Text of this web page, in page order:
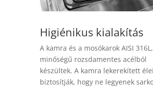
Higiénikus kialakítás
A kamra és a mosókarok AISI
minőségű rozsdamentes acélból
készültek. A kamra lekerekített élei
biztosítják, hogy ne legyenek